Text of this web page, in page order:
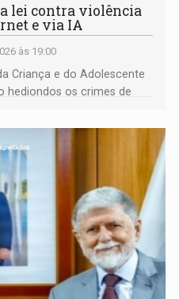
lei contra violência
e via IA
às 19:00
Criança e do Adolescente
hediondos os crimes de